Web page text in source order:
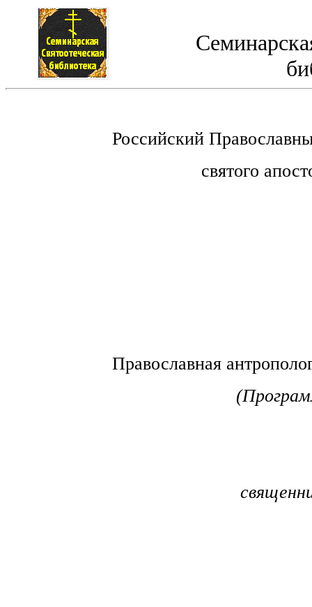
Российский
святого
Православная